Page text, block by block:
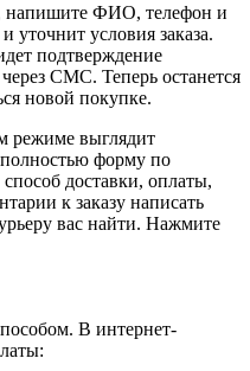
напишите ФИО, телефон и
уточнит условия заказа.
подтверждение
СМС. Теперь останется
новой покупке.
режиме выглядит
форму по
доставки, оплаты,
к заказу написать
вас найти. Нажмите
В интернет-